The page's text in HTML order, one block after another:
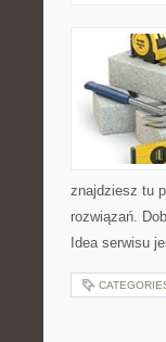
znajdziesz tu
rozwiązań.
Idea serwisu